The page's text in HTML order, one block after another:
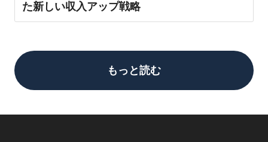
た新しい収入アップ戦略
もっと読む